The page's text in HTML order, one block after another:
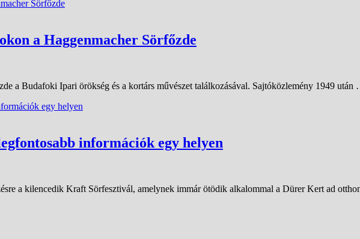
a Haggenmacher Sörfőzde
a Budafoki Ipari örökség és a kortárs művészet találkozásával. Sajtóközlemény 1949 után
információk egy helyen
a kilencedik Kraft Sörfesztivál, amelynek immár ötödik alkalommal a Dürer Kert ad